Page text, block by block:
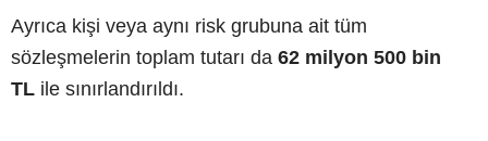
Ayrıca kişi veya aynı risk grubuna ait tüm
sözleşmelerin toplam tutarı da 62 milyon 500 bin
TL ile sınırlandırıldı.